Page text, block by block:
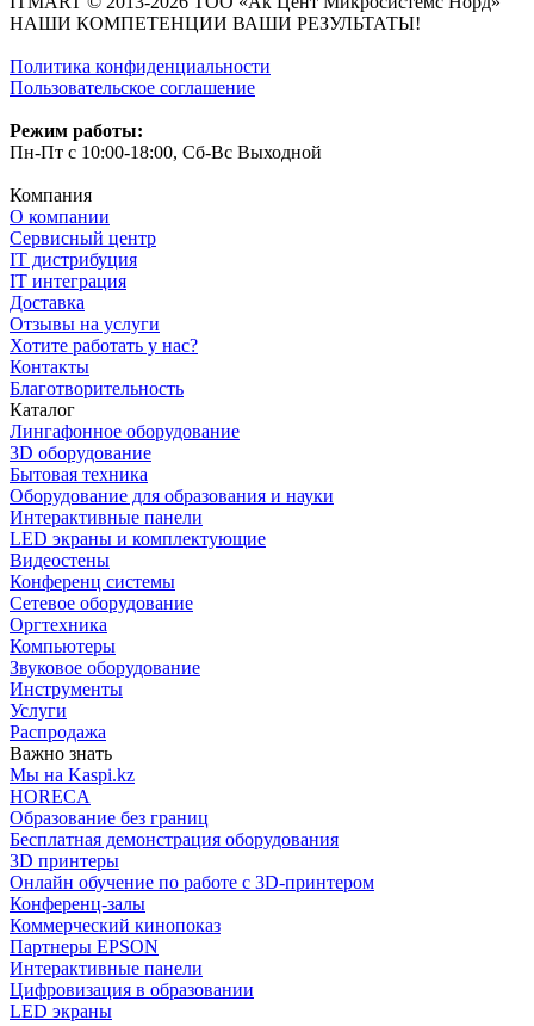
НАШИ КОМПЕТЕНЦИИ ВАШИ РЕЗУЛЬТАТЫ!
Политика конфиденциальности
Пользовательское соглашение
Режим работы:
Пн-Пт с 10:00-18:00, Сб-Вс Выходной
Компания
О компании
Сервисный центр
IT дистрибуция
IT интеграция
Доставка
Отзывы на услуги
Хотите работать у нас?
Контакты
Благотворительность
Каталог
Лингафонное оборудование
3D оборудование
Бытовая техника
Оборудование для образования и науки
Интерактивные панели
LED экраны и комплектующие
Видеостены
Конференц системы
Сетевое оборудование
Оргтехника
Компьютеры
Звуковое оборудование
Инструменты
Услуги
Распродажа
Важно знать
Мы на Kaspi.kz
HORECA
Образование без границ
Бесплатная демонстрация оборудования
3D принтеры
Онлайн обучение по работе с 3D-принтером
Конференц-залы
Коммерческий кинопоказ
Партнеры EPSON
Интерактивные панели
Цифровизация в образовании
LED экраны